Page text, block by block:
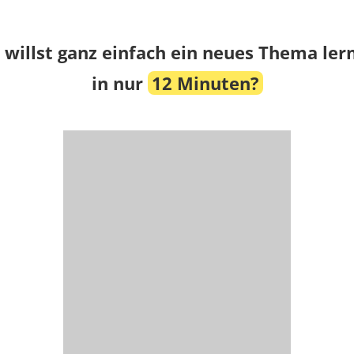
willst ganz einfach ein neues Thema
in nur 12 Minuten?